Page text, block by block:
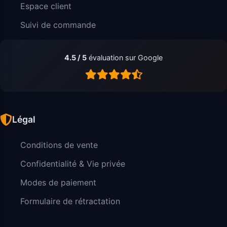
Espace client
Suivi de commande
4.5 / 5 évaluation sur Google
Légal
Conditions de vente
Confidentialité & Vie privée
Modes de paiement
Formulaire de rétractation